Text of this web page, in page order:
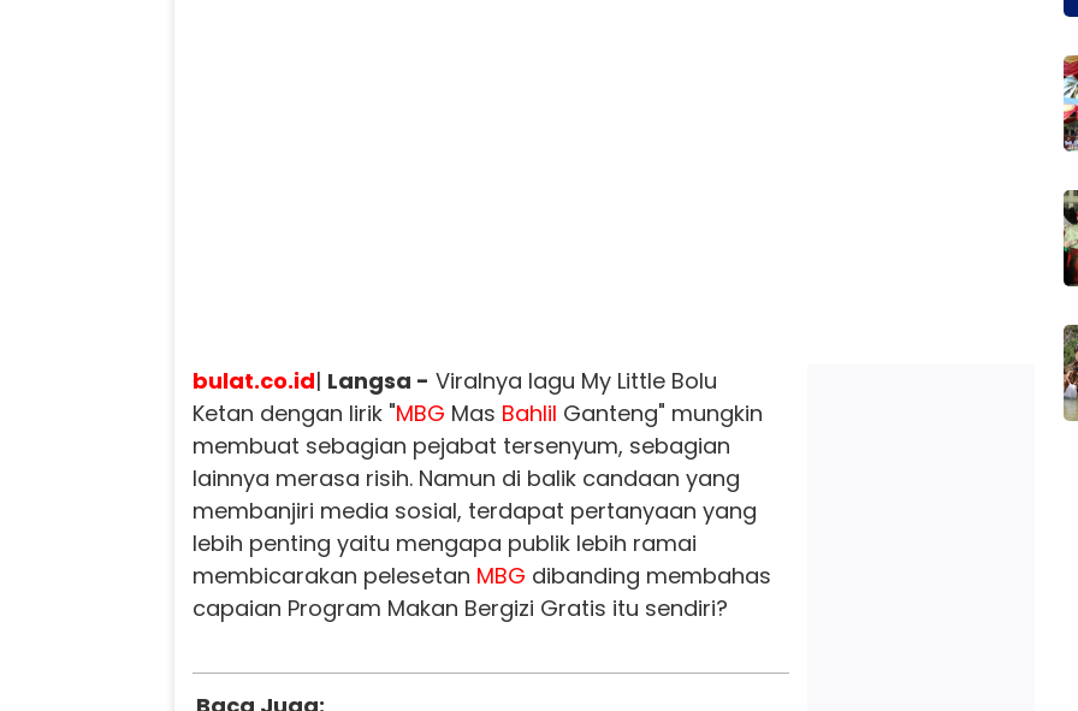
bulat.co.id| Langsa - Viralnya lagu My Little Bolu
Ketan dengan lirik "MBG Mas Bahlil Ganteng" mungkin
membuat sebagian pejabat tersenyum, sebagian
lainnya merasa risih. Namun di balik candaan yang
membanjiri media sosial, terdapat pertanyaan yang
lebih penting yaitu mengapa publik lebih ramai
membicarakan pelesetan MBG dibanding membahas
capaian Program Makan Bergizi Gratis itu sendiri?